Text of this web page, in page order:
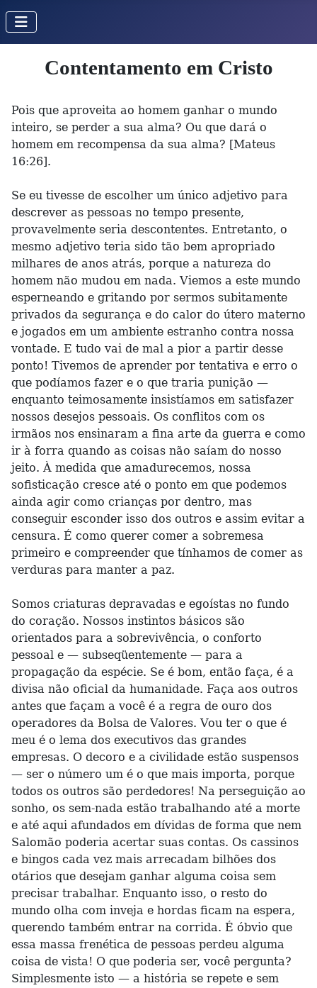
Contentamento em Cristo
Pois que aproveita ao homem ganhar o mundo
inteiro, se perder a sua alma? Ou que dará o
homem em recompensa da sua alma? [Mateus
16:26].
Se eu tivesse de escolher um único adjetivo para
descrever as pessoas no tempo presente,
provavelmente seria descontentes. Entretanto, o
mesmo adjetivo teria sido tão bem apropriado
milhares de anos atrás, porque a natureza do
homem não mudou em nada. Viemos a este mundo
esperneando e gritando por sermos subitamente
privados da segurança e do calor do útero materno
e jogados em um ambiente estranho contra nossa
vontade. E tudo vai de mal a pior a partir desse
ponto! Tivemos de aprender por tentativa e erro o
que podíamos fazer e o que traria punição —
enquanto teimosamente insistíamos em satisfazer
nossos desejos pessoais. Os conflitos com os
irmãos nos ensinaram a fina arte da guerra e como
ir à forra quando as coisas não saíam do nosso
jeito. À medida que amadurecemos, nossa
sofisticação cresce até o ponto em que podemos
ainda agir como crianças por dentro, mas
conseguir esconder isso dos outros e assim evitar a
censura. É como querer comer a sobremesa
primeiro e compreender que tínhamos de comer as
verduras para manter a paz.
Somos criaturas depravadas e egoístas no fundo
do coração. Nossos instintos básicos são
orientados para a sobrevivência, o conforto
pessoal e — subseqüentemente — para a
propagação da espécie. Se é bom, então faça, é a
divisa não oficial da humanidade. Faça aos outros
antes que façam a você é a regra de ouro dos
operadores da Bolsa de Valores. Vou ter o que é
meu é o lema dos executivos das grandes
empresas. O decoro e a civilidade estão suspensos
— ser o número um é o que mais importa, porque
todos os outros são perdedores! Na perseguição ao
sonho, os sem-nada estão trabalhando até a morte
e até aqui afundados em dívidas de forma que nem
Salomão poderia acertar suas contas. Os cassinos
e bingos cada vez mais arrecadam bilhões dos
otários que desejam ganhar alguma coisa sem
precisar trabalhar. Enquanto isso, o resto do
mundo olha com inveja e hordas ficam na espera,
querendo também entrar na corrida. É óbvio que
essa massa frenética de pessoas perdeu alguma
coisa de vista! O que poderia ser, você pergunta?
Simplesmente isto — a história se repete e sem